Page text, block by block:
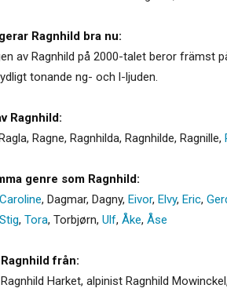
Ragnhild bra nu:
av Ragnhild på 2000-talet beror främst
tonande ng- och l-ljuden.
Ragnhild:
, Ragne, Ragnhilda, Ragnhilde, Ragnille,
genre som Ragnhild:
Caroline, Dagmar, Dagny, Eivor, Elvy, Eric,
Stig, Tora, Torbjørn, Ulf, Åke, Åse
från:
Harket, alpinist Ragnhild